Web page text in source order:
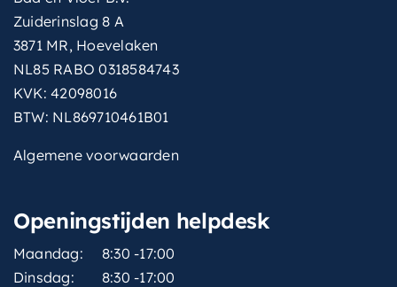
Zuiderinslag 8 A
3871 MR, Hoevelaken
NL85 RABO 0318584743
KVK: 42098016
BTW: NL869710461B01
Algemene voorwaarden
Openingstijden helpdesk
Maandag:
8:30 -17:00
Dinsdag:
8:30 -17:00